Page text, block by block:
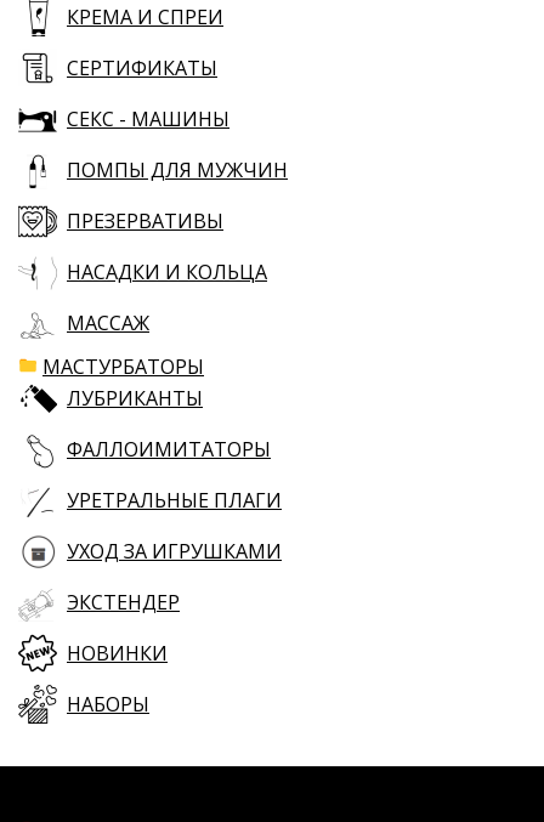
КРЕМА И СПРЕИ
СЕРТИФИКАТЫ
СЕКС - МАШИНЫ
ПОМПЫ ДЛЯ МУЖЧИН
ПРЕЗЕРВАТИВЫ
НАСАДКИ И КОЛЬЦА
МАССАЖ
МАСТУРБАТОРЫ
ЛУБРИКАНТЫ
ФАЛЛОИМИТАТОРЫ
УРЕТРАЛЬНЫЕ ПЛАГИ
УХОД ЗА ИГРУШКАМИ
ЭКСТЕНДЕР
НОВИНКИ
НАБОРЫ